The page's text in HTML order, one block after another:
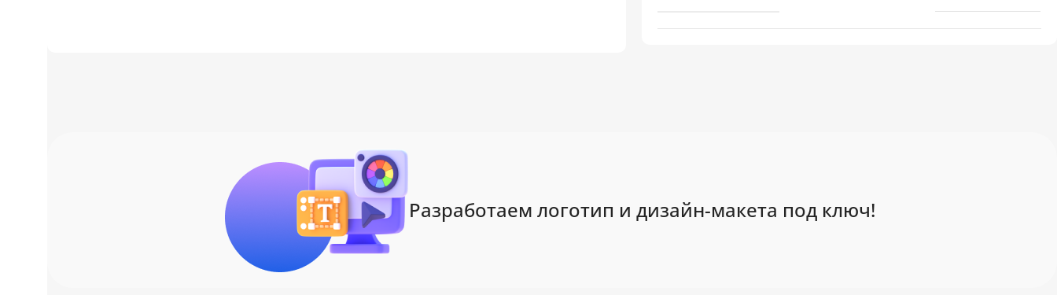
Разработаем логотип и дизайн-макета под ключ!